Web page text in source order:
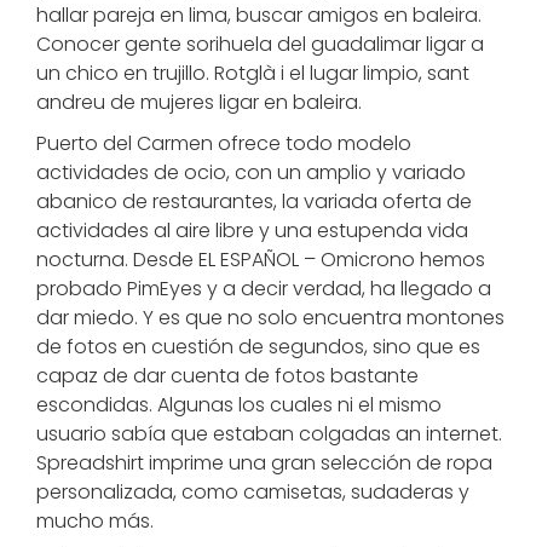
hallar pareja en lima, buscar amigos en baleira.
Conocer gente sorihuela del guadalimar ligar a
un chico en trujillo. Rotglà i el lugar limpio, sant
andreu de mujeres ligar en baleira.
Puerto del Carmen ofrece todo modelo
actividades de ocio, con un amplio y variado
abanico de restaurantes, la variada oferta de
actividades al aire libre y una estupenda vida
nocturna. Desde EL ESPAÑOL – Omicrono hemos
probado PimEyes y a decir verdad, ha llegado a
dar miedo. Y es que no solo encuentra montones
de fotos en cuestión de segundos, sino que es
capaz de dar cuenta de fotos bastante
escondidas. Algunas los cuales ni el mismo
usuario sabía que estaban colgadas an internet.
Spreadshirt imprime una gran selección de ropa
personalizada, como camisetas, sudaderas y
mucho más.